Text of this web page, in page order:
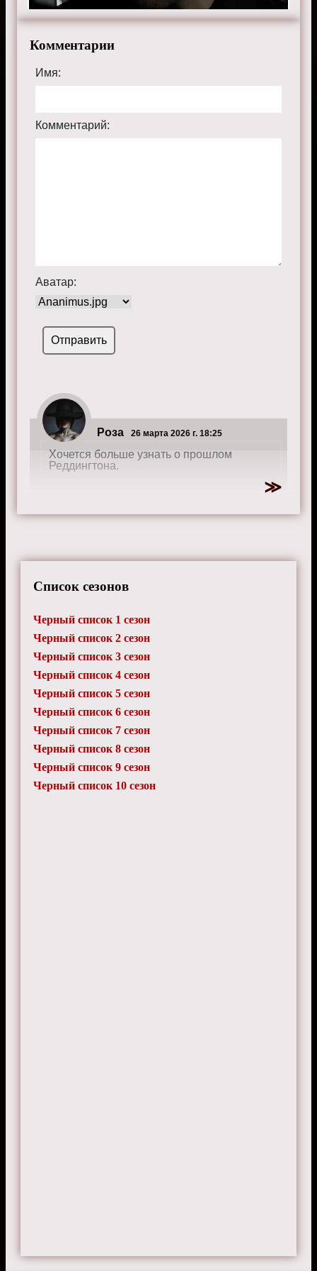
Комментарии
Имя:
Комментарий:
Аватар:
Роза 26 марта 2026 г. 18:25
Хочется больше узнать о прошлом
Реддингтона.
Список сезонов
Черный список 1 сезон
Черный список 2 сезон
Черный список 3 сезон
Черный список 4 сезон
Черный список 5 сезон
Черный список 6 сезон
Черный список 7 сезон
Черный список 8 сезон
Черный список 9 сезон
Черный список 10 сезон